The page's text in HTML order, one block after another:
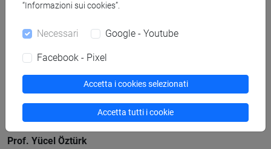
Prof. Yücel Öztürk
“Informazioni sui cookies”.
Necessari Google - Youtube
Facebook - Pixel
Accetta i cookies selezionati
Accetta tutti i cookie